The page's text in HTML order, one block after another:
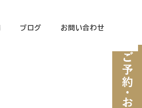
ブログ お問い合わせ